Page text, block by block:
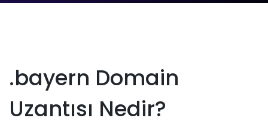
.bayern Domain
Uzantısı Nedir?